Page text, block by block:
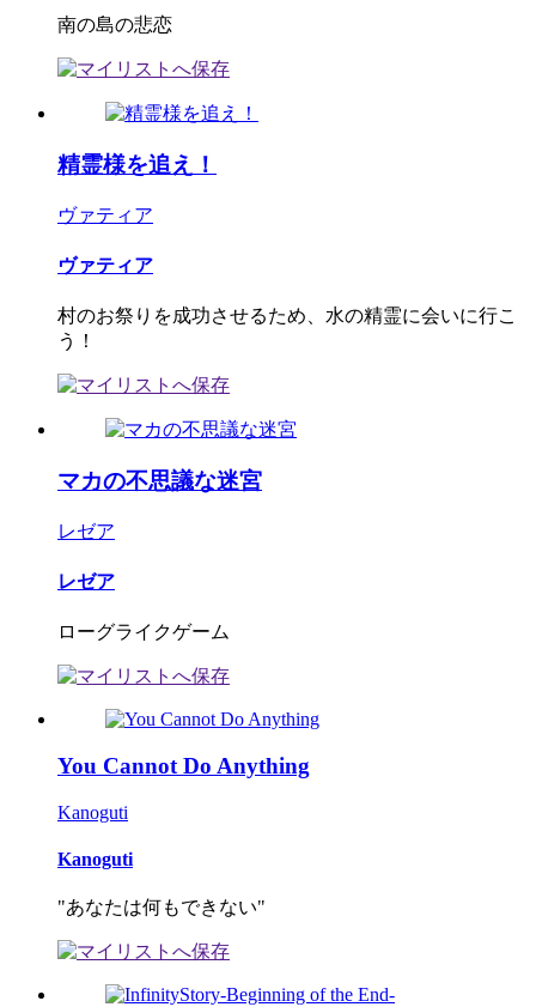
南の島の悲恋
精霊様を追え！
ヴァティア
ヴァティア
村のお祭りを成功させるため、水の精霊に会いに行こ
う！
マカの不思議な迷宮
レゼア
レゼア
ローグライクゲーム
You Cannot Do Anything
Kanoguti
Kanoguti
"あなたは何もできない"